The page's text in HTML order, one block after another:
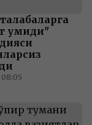
умиди"